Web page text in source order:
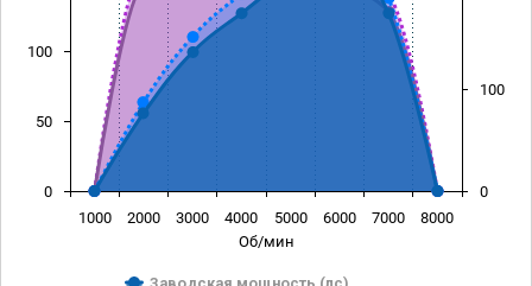
Об/мин
1000 2000 3000 4000 5000 6000 7000 8000
0
50
100
0
100